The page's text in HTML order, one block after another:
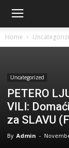
Home
Uncategorized
PETERO
VILI:
za SLAVU
By Admin -